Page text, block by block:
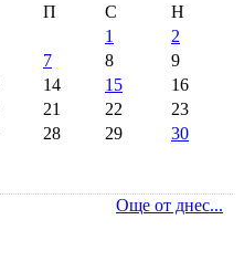
П С
Н
1
2
7 8
9
14 15
16
21 22
23
28 29
30
Още от днес...